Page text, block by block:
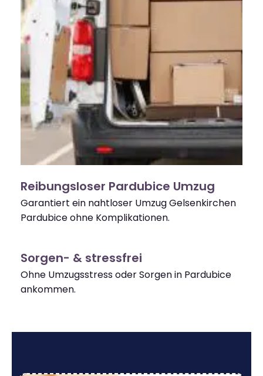
Reibungsloser Pardubice Umzug
Garantiert ein nahtloser Umzug Gelsenkirchen
Pardubice ohne Komplikationen.
Sorgen- & stressfrei
Ohne Umzugsstress oder Sorgen in Pardubice
ankommen.